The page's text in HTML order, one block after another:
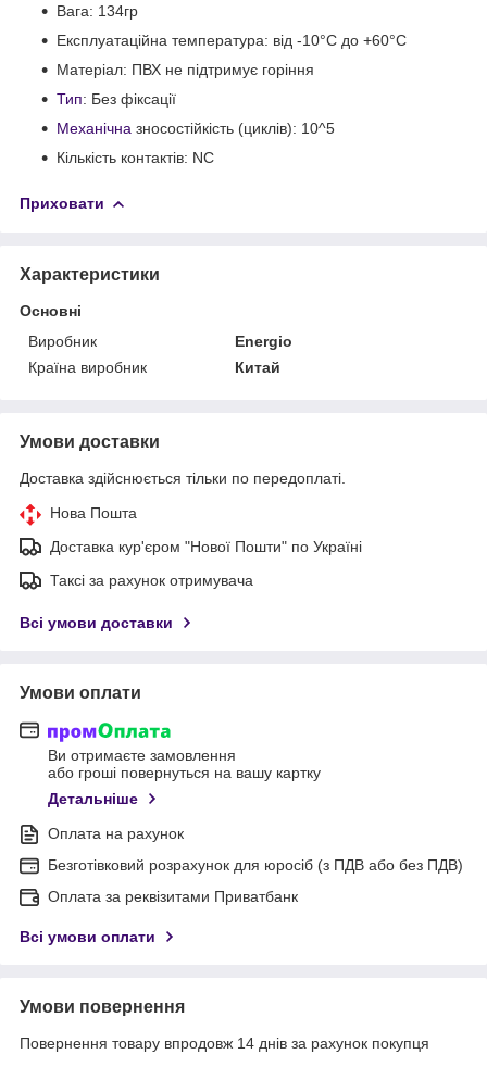
Вага: 134гр
Експлуатаційна температура: від -10°C до +60°C
Матеріал: ПВХ не підтримує горіння
Тип: Без фіксації
Механічна зносостійкість (циклів): 10^5
Кількість контактів: NC
Приховати
Характеристики
Основні
Виробник
Energio
Країна виробник
Китай
Умови доставки
Доставка здійснюється тільки по передоплаті.
Нова Пошта
Доставка кур'єром "Нової Пошти" по Україні
Таксі за рахунок отримувача
Всі умови доставки
Умови оплати
Ви отримаєте замовлення
або гроші повернуться на вашу картку
Детальніше
Оплата на рахунок
Безготівковий розрахунок для юросіб (з ПДВ або без ПДВ)
Оплата за реквізитами Приватбанк
Всі умови оплати
Умови повернення
Повернення товару впродовж 14 днів за рахунок покупця